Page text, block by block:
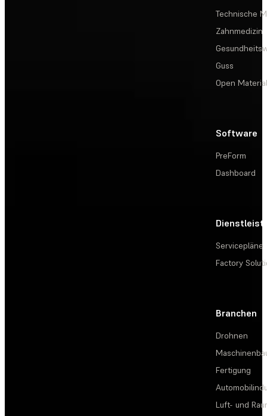
Technische
Zahnmedizin
Guss
Open
Software
PreForm
Dashboard
Servicepläne
Factory
Branchen
Drohnen
Fertigung
Luft- und